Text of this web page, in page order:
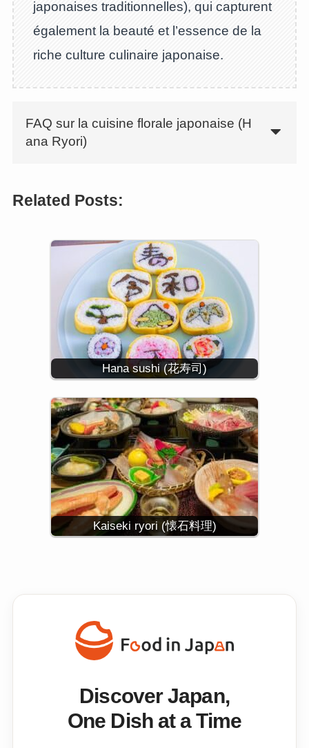
japonaises traditionnelles), qui capturent
également la beauté et l’essence de la
riche culture culinaire japonaise.
FAQ sur la cuisine florale japonaise (H
ana Ryori)
Related Posts:
Hana sushi (花寿司)
Kaiseki ryori (懐石料理)
Discover Japan,
One Dish at a Time